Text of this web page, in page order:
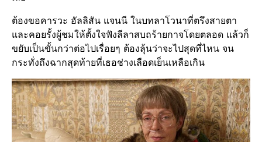
ต้องขอคารวะ อัลลิสัน แจนนี ในบทลาโวนาที่ตรึงสายตา
และคอยรั้งผู้ชมให้ตั้งใจฟังลีลาสบถร้ายกาจโดยตลอด แล้วก็
ขยับเป็นขั้นกว่าต่อไปเรื่อยๆ ต้องลุ้นว่าจะไปสุดที่ไหน จน
กระทั่งถึงฉากสุดท้ายที่เธอช่างเลือดเย็นเหลือเกิน